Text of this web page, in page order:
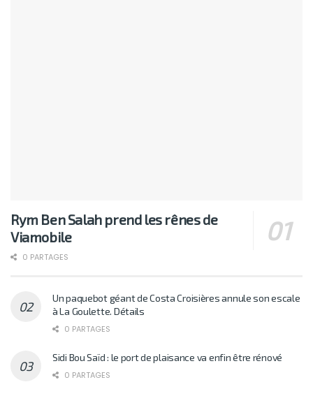
Rym Ben Salah prend les rênes de
Viamobile
0 PARTAGES
Un paquebot géant de Costa Croisières annule son escale
à La Goulette. Détails
0 PARTAGES
Sidi Bou Saïd : le port de plaisance va enfin être rénové
0 PARTAGES